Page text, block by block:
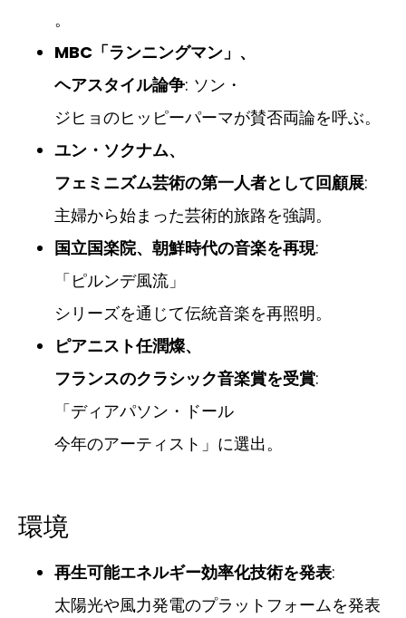
。
MBC「ランニングマン」、
ヘアスタイル論争: ソン・
ジヒョのヒッピーパーマが賛否両論を呼ぶ。
ユン・ソクナム、
フェミニズム芸術の第一人者として回顧展:
主婦から始まった芸術的旅路を強調。
国立国楽院、朝鮮時代の音楽を再現:
「ピルンデ風流」
シリーズを通じて伝統音楽を再照明。
ピアニスト任潤燦、
フランスのクラシック音楽賞を受賞:
「ディアパソン・ドール
今年のアーティスト」に選出。
環境
再生可能エネルギー効率化技術を発表:
太陽光や風力発電のプラットフォームを発表